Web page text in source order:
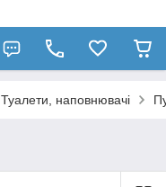
Туалети, наповнювачі